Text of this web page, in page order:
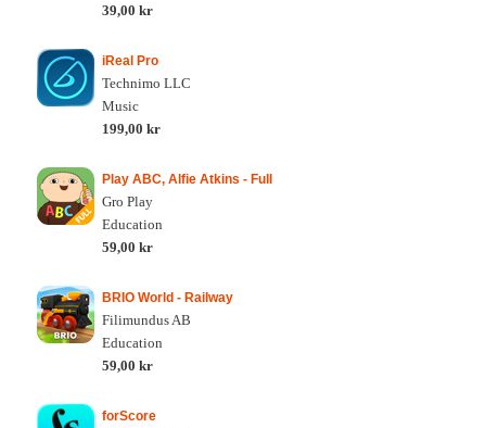
39,00 kr
iReal Pro
Technimo LLC
Music
199,00 kr
Play ABC, Alfie Atkins - Full
Gro Play
Education
59,00 kr
BRIO World - Railway
Filimundus AB
Education
59,00 kr
forScore